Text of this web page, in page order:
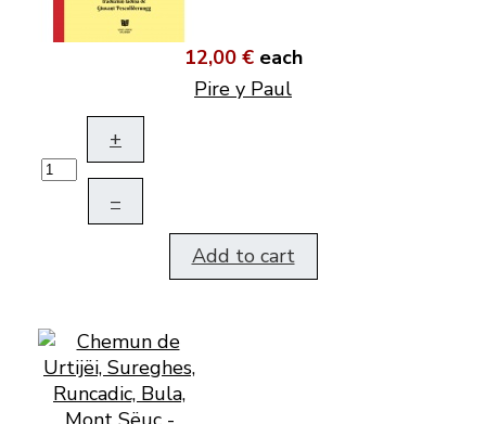
12,00 € each
Pire y Paul
+
–
Add to cart